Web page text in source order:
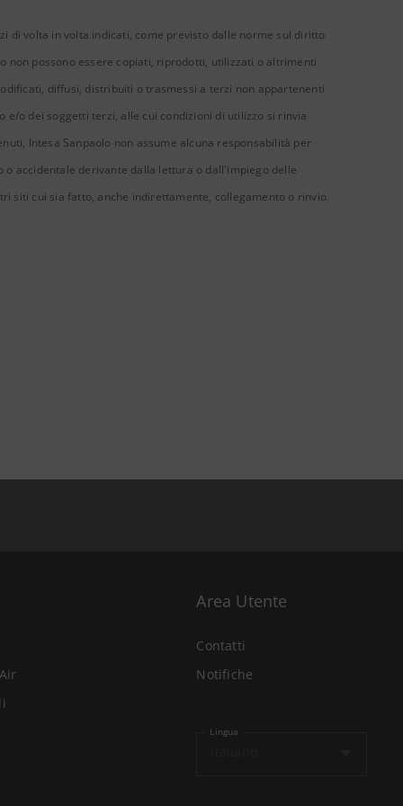
di volta in volta indicati, come previsto dalle norme sul diritto
possono essere copiati, riprodotti, utilizzati o altrimenti
diffusi, distribuiti o trasmessi a terzi non appartenenti
e/o dei soggetti terzi, alle cui condizioni di utilizzo si rinvia
Intesa Sanpaolo non assume alcuna responsabilità per
accidentale derivante dalla lettura o dall'impiego delle
siti cui sia fatto, anche indirettamente, collegamento o rinvio.
Area Utente
Contatti
Notifiche
Lingua